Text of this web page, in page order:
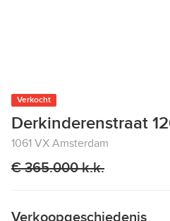
Verkocht
Derkinderenstraat
1061 VX Amsterdam
€ 365.000 k.k.
Verkoopgeschiedenis